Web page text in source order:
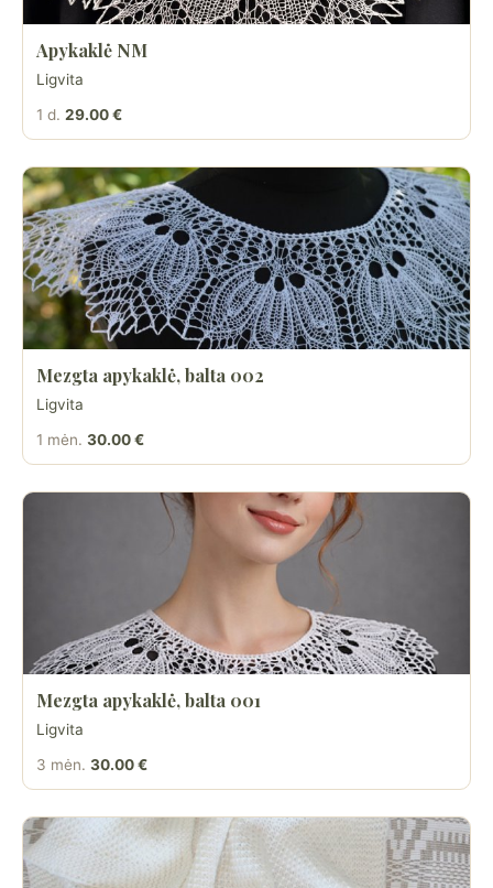
Apykaklė NM
Ligvita
1 d. 29.00 €
Mezgta apykaklė, balta 002
Ligvita
1 mėn. 30.00 €
Mezgta apykaklė, balta 001
Ligvita
3 mėn. 30.00 €